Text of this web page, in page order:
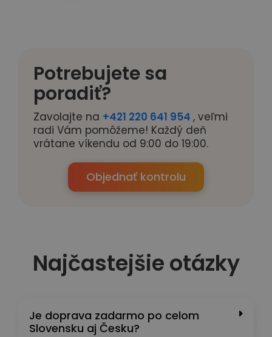
Potrebujete sa
poradiť?
Zavolajte na +421 220 641 954 , veľmi
radi Vám pomôžeme! Každý deň
vrátane víkendu od 9:00 do 19:00.
Objednať kontrolu
Najčastejšie otázky
Je doprava zadarmo po celom
Slovensku aj Česku?